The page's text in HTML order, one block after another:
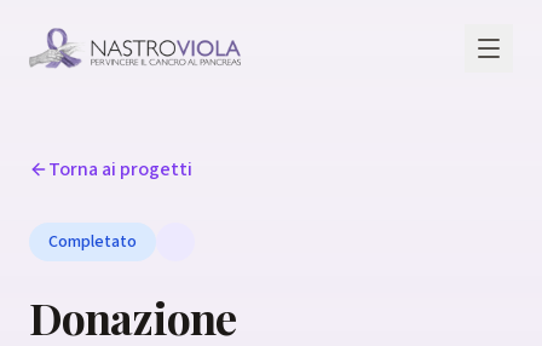
Torna ai progetti
Completato
Donazione